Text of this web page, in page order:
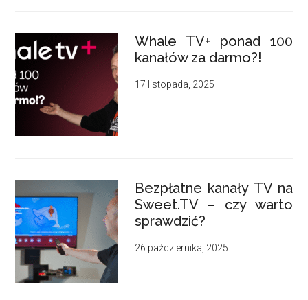
Whale TV+ ponad 100
kanałów za darmo?!
17 listopada, 2025
Bezpłatne kanały TV na
Sweet.TV – czy warto
sprawdzić?
26 października, 2025